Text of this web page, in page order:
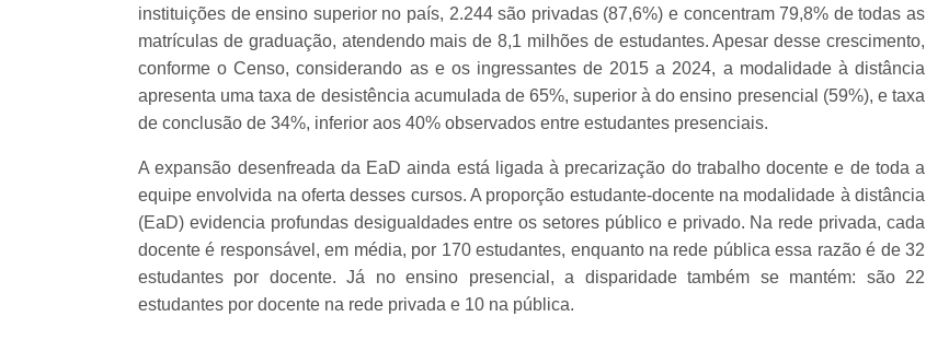
instituições de ensino superior no país, 2.244 são privadas (87,6%) e concentram 79,8% de todas as
matrículas de graduação, atendendo mais de 8,1 milhões de estudantes. Apesar desse crescimento,
conforme o Censo, considerando as e os ingressantes de 2015 a 2024, a modalidade à distância
apresenta uma taxa de desistência acumulada de 65%, superior à do ensino presencial (59%), e taxa
de conclusão de 34%, inferior aos 40% observados entre estudantes presenciais.
A expansão desenfreada da EaD ainda está ligada à precarização do trabalho docente e de toda a
equipe envolvida na oferta desses cursos. A proporção estudante-docente na modalidade à distância
(EaD) evidencia profundas desigualdades entre os setores público e privado. Na rede privada, cada
docente é responsável, em média, por 170 estudantes, enquanto na rede pública essa razão é de 32
estudantes por docente. Já no ensino presencial, a disparidade também se mantém: são 22
estudantes por docente na rede privada e 10 na pública.